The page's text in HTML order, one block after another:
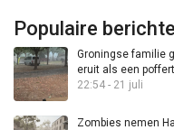
Populaire
Groningse familie
eruit als een
22:54 - 21 juli
Zombies nemen